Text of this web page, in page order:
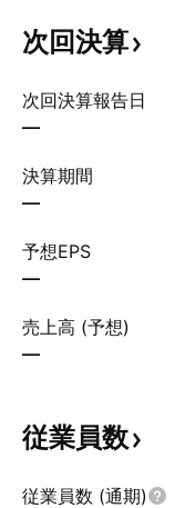
次回決算
次回決算報告日
—
決算期間
—
予想EPS
—
売上高 (予想)
—
従業員数
従業員数 (通期)